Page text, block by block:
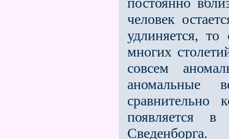
человек
удлиняется,
многих
совсем
аномальные
сравнительно
появляется
Сведенборга.